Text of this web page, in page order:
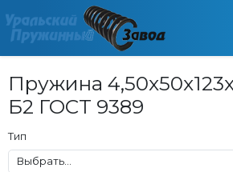
Пружина
Б2 ГОСТ 9389
Тип